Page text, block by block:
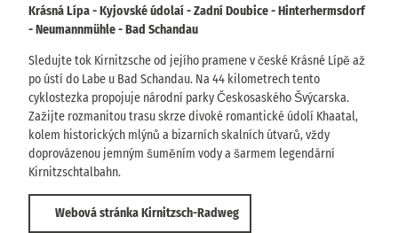
Krásná Lípa - Kyjovské údolaí - Zadní Doubice - Hinterhermsdorf
- Neumannmühle - Bad Schandau
Sledujte tok Kirnitzsche od jejího pramene v české Krásné Lípě až
po ústí do Labe u Bad Schandau. Na 44 kilometrech tento
cyklostezka propojuje národní parky Českosaského Švýcarska.
Zažijte rozmanitou trasu skrze divoké romantické údolí Khaatal,
kolem historických mlýnů a bizarních skalních útvarů, vždy
doprovázenou jemným šuměním vody a šarmem legendární
Kirnitzschtalbahn.
Webová stránka Kirnitzsch-Radweg